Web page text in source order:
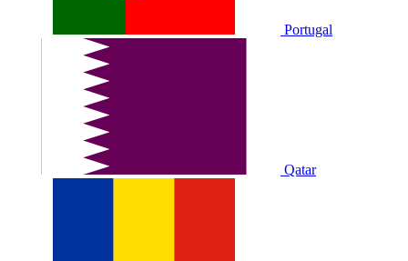
Portugal
Qatar